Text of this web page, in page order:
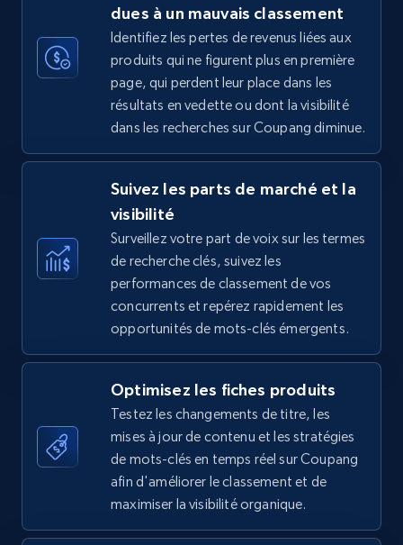
TikTok Shop
URL, Title, Available, Description, Currency, Initial
price, Final price, Discount percent, and more.
TikTok Shop - category
URL, Title, Available, Description, Currency, Initial
price, Final price, Discount percent, and more.
668+ Commencer
TikTok Shop - Collect TikTok shop products
by keywords search
URL, Title, Available, Description, Currency, Initial
price, Final price, Discount percent, and more.
5.4K+ 668+ Commencer
dues à un mauvais classement
Identifiez les pertes de revenus liées aux
produits qui ne figurent plus en première
page, qui perdent leur place dans les
résultats en vedette ou dont la visibilité
dans les recherches sur Coupang diminue.
Suivez les parts de marché et la
visibilité
Surveillez votre part de voix sur les termes
de recherche clés, suivez les
performances de classement de vos
concurrents et repérez rapidement les
opportunités de mots-clés émergents.
Optimisez les fiches produits
Testez les changements de titre, les
mises à jour de contenu et les stratégies
de mots-clés en temps réel sur Coupang
afin d'améliorer le classement et de
maximiser la visibilité organique.